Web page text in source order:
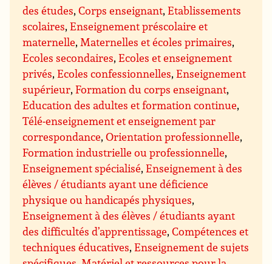
des études,Corps enseignant,Etablissements
scolaires,Enseignement préscolaire et
maternelle,Maternelles et écoles primaires,
Ecoles secondaires,Ecoles et enseignement
privés,Ecoles confessionnelles,Enseignement
supérieur,Formation du corps enseignant,
Education des adultes et formation continue,
Télé-enseignement et enseignement par
correspondance,Orientation professionnelle,
Formation industrielle ou professionnelle,
Enseignement spécialisé,Enseignement à des
élèves / étudiants ayant une déficience
physique ou handicapés physiques,
Enseignement à des élèves / étudiants ayant
des difficultés d’apprentissage,Compétences et
techniques éducatives,Enseignement de sujets